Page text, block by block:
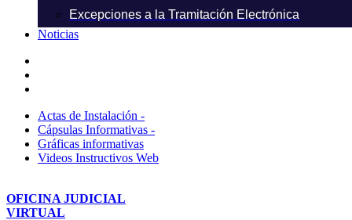
Excepciones a la Tramitación Electrónica
Noticias
Actas de Instalación -
Cápsulas Informativas -
Gráficas informativas
Videos Instructivos Web
OFICINA JUDICIAL
VIRTUAL